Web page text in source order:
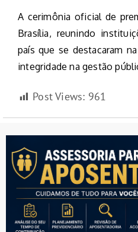
A cerimônia oficial de
Brasília, reunindo
país que se destacaram
integridade na gestão
Post Views: 961